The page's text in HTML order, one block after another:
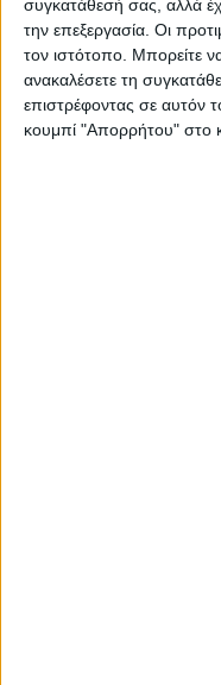
συγκατάθεσή σας, αλλά
την επεξεργασία. Οι
τον ιστότοπο. Μπορείτε
ανακαλέσετε τη
επιστρέφοντας σε αυτόν
κουμπί "Απορρήτου" στο
Να σέβονται τις
συμμορφώνονται
Να μην
τηλέφωνα ή άλλες
προσοχή τους.